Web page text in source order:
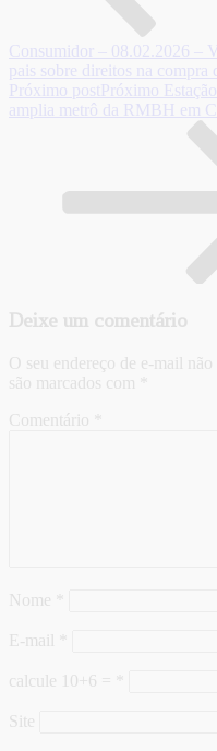
Consumidor – 08.02.2026 –
pais sobre direitos na compra
Próximo post Próximo
amplia metrô da RMBH em
Deixe um comentário
O seu endereço de e-mail não
são marcados com
Comentário
Nome
E-mail
calcule 10+6 =
Site